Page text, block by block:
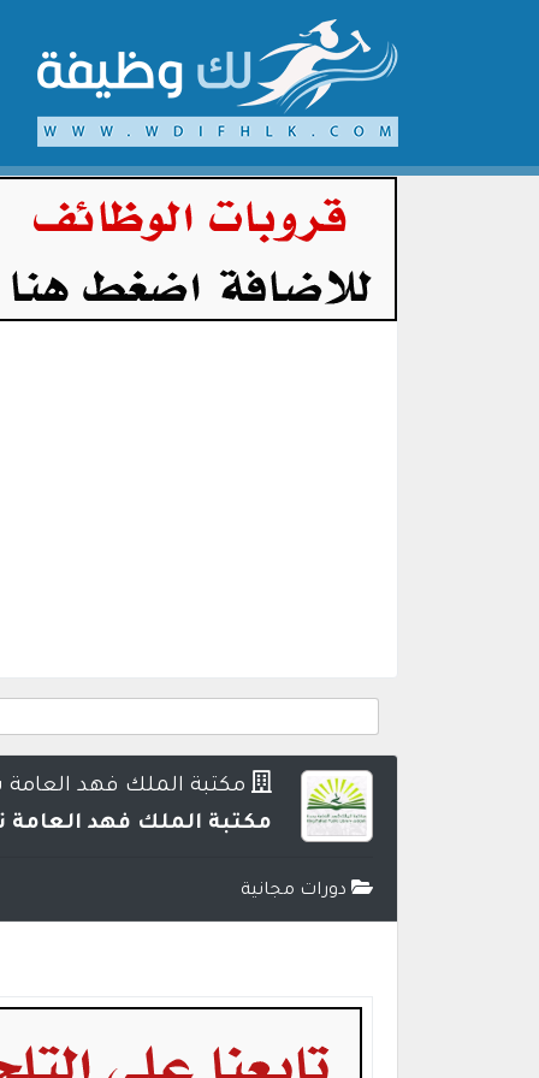
مكتبة الملك فهد العامة
مكتبة الملك فهد العامة تعلن 8 دورات تدريبية (عن بُعد) بعدة
دورات مجانية